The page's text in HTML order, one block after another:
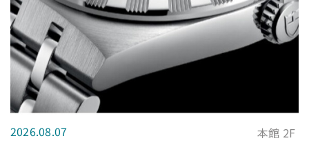
2026.08.07 本館 2F